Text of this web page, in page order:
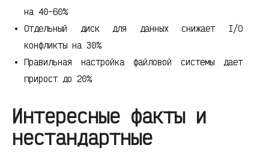
на 40-60%
Отдельный диск для данных снижает I/O
конфликты на 30%
Правильная настройка файловой системы дает
прирост до 20%
Интересные факты и
нестандартные